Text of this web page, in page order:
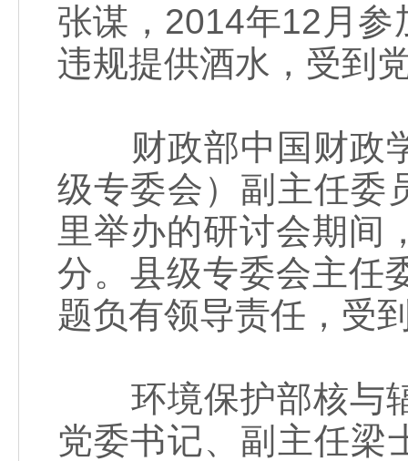
张谋，2014年12月
违规提供酒水，受到
财政部中国财政学
级专委会）副主任委
里举办的研讨会期间
分。县级专委会主任
题负有领导责任，受
环境保护部核与辐
党委书记、副主任梁